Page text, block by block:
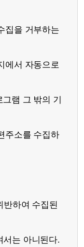
집을 거부하는
에서 자동으로
램 그 밖의 기
주소를 수집하
하여 수집된
서는 아니된다.